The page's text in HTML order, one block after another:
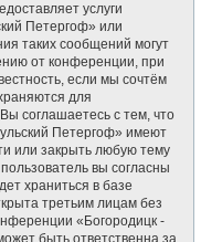
услуги
Петергоф» или
таких сообщений могут
от конференции, при
если мы сочтём
для
соглашаетесь с тем, что
Петергоф» имеют
или закрыть любую тему
вы согласны
храниться в базе
третьим лицам без
«Богородицк -
быть ответственна за